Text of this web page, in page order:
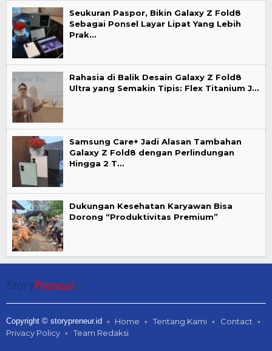
Seukuran Paspor, Bikin Galaxy Z Fold8
Sebagai Ponsel Layar Lipat Yang Lebih
Prak…
Rahasia di Balik Desain Galaxy Z Fold8
Ultra yang Semakin Tipis: Flex Titanium J…
Samsung Care+ Jadi Alasan Tambahan
Galaxy Z Fold8 dengan Perlindungan
Hingga 2 T…
Dukungan Kesehatan Karyawan Bisa
Dorong “Produktivitas Premium”
Copyright © storypreneur.id Home Tentang Kami
Contact
Privacy Policy
Team Redaksi